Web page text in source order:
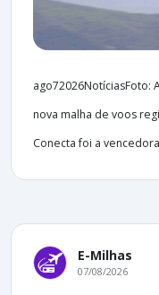
ago72026NotíciasFoto:
nova malha de voos
Conecta foi a
E-Milhas
07/08/2026